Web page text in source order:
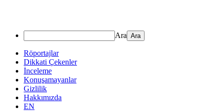
Ara
Röportajlar
Dikkati Çekenler
İnceleme
Konuşamayanlar
Gizlilik
Hakkımızda
EN